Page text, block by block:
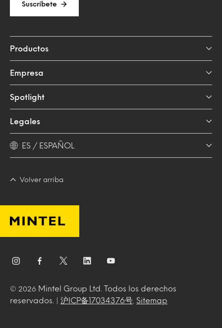
Suscríbete
Productos
Empresa
Spotlight
Legales
ES / ESPAÑOL
Volver arriba
© 2026
Mintel Group Ltd. Todos los derechos
reservados. | 沪ICP备17034376号 Sitemap